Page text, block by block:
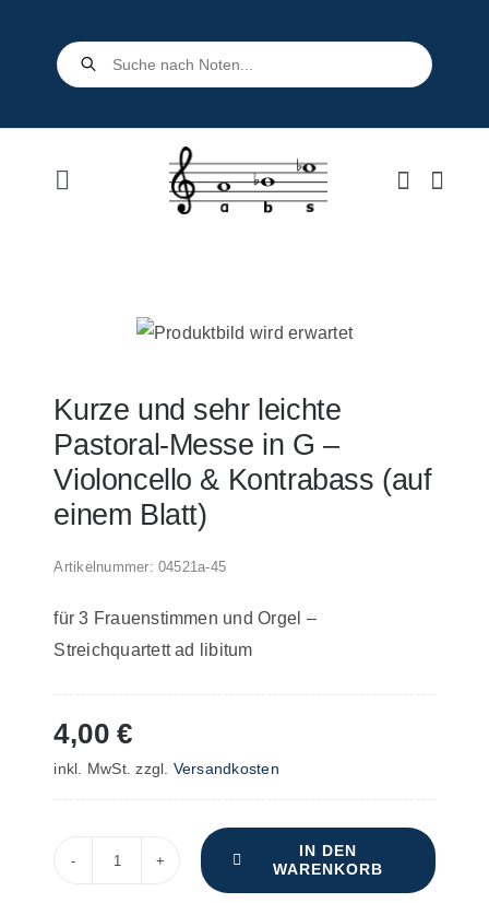
Products
search
Toggle
Kontakt
Kurze und sehr leichte
Pastoral-Messe in G –
Violoncello & Kontrabass (auf
einem Blatt)
Artikelnummer: 04521a-45
für 3 Frauenstimmen und Orgel –
Streichquartett ad libitum
4,00€
inkl. MwSt. zzgl. Versandkosten
IN DEN
WARENKORB